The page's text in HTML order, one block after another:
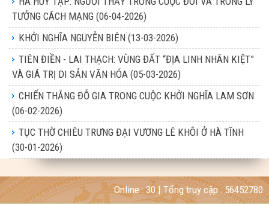
TƯỞNG CÁCH MẠNG (06-04-2026)
KHỞI NGHĨA NGUYỄN BIÊN (13-03-2026)
TIÊN ĐIỀN - LAI THẠCH: VÙNG ĐẤT “ĐỊA LINH NHÂN KIỆT”
VÀ GIÁ TRỊ DI SẢN VĂN HÓA (05-03-2026)
CHIẾN THẮNG ĐỖ GIA TRONG CUỘC KHỞI NGHĨA LAM SƠN
(06-02-2026)
TỤC THỜ CHIÊU TRƯNG ĐẠI VƯƠNG LÊ KHÔI Ở HÀ TĨNH
(30-01-2026)
Online :30| Tổng truy cập :56452780